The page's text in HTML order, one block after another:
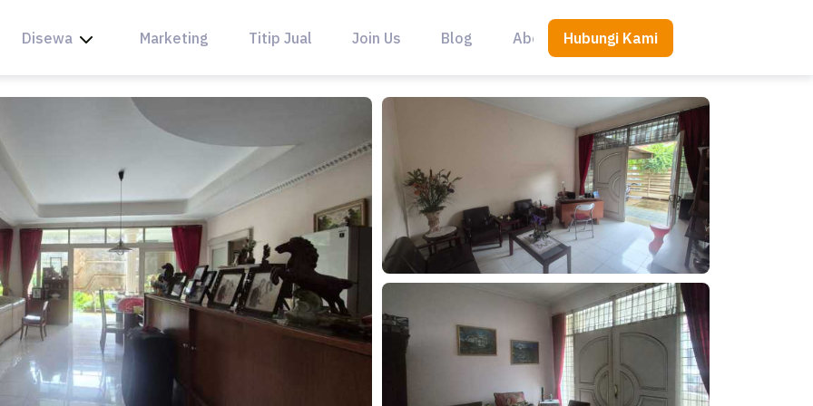
Disewa Marketing Titip Jual Join Us Blog About UsHubungi Kami